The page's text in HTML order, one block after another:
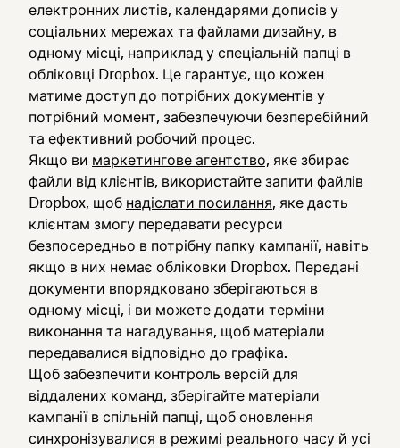
електронних листів, календарями дописів у
соціальних мережах та файлами дизайну, в
одному місці, наприклад у спеціальній папці в
обліковці Dropbox. Це гарантує, що кожен
матиме доступ до потрібних документів у
потрібний момент, забезпечуючи безперебійний
та ефективний робочий процес.
Якщо ви маркетингове агентство, яке збирає
файли від клієнтів, використайте запити файлів
Dropbox, щоб надіслати посилання, яке дасть
клієнтам змогу передавати ресурси
безпосередньо в потрібну папку кампанії, навіть
якщо в них немає обліковки Dropbox. Передані
документи впорядковано зберігаються в
одному місці, і ви можете додати терміни
виконання та нагадування, щоб матеріали
передавалися відповідно до графіка.
Щоб забезпечити контроль версій для
віддалених команд, зберігайте матеріали
кампанії в спільній папці, щоб оновлення
синхронізувалися в режимі реального часу й усі